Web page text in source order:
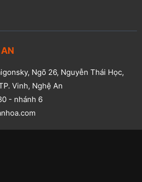
Ngõ 26, Nguyễn Thái Học,
Vinh, Nghệ An​
- nhánh 6​